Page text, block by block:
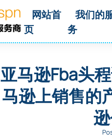
网站首
页
我们的
务
亚马逊fba头
马逊上销售的